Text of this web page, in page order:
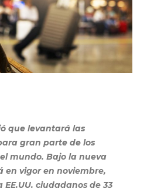
que levantará las
gran parte de los
mundo. Bajo la nueva
en vigor en noviembre,
ciudadanos de 33